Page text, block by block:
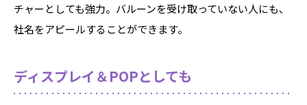
チャーとしても強力。バルーンを受け取っていない人にも、
社名をアピールすることができます。
ディスプレイ＆POPとしても